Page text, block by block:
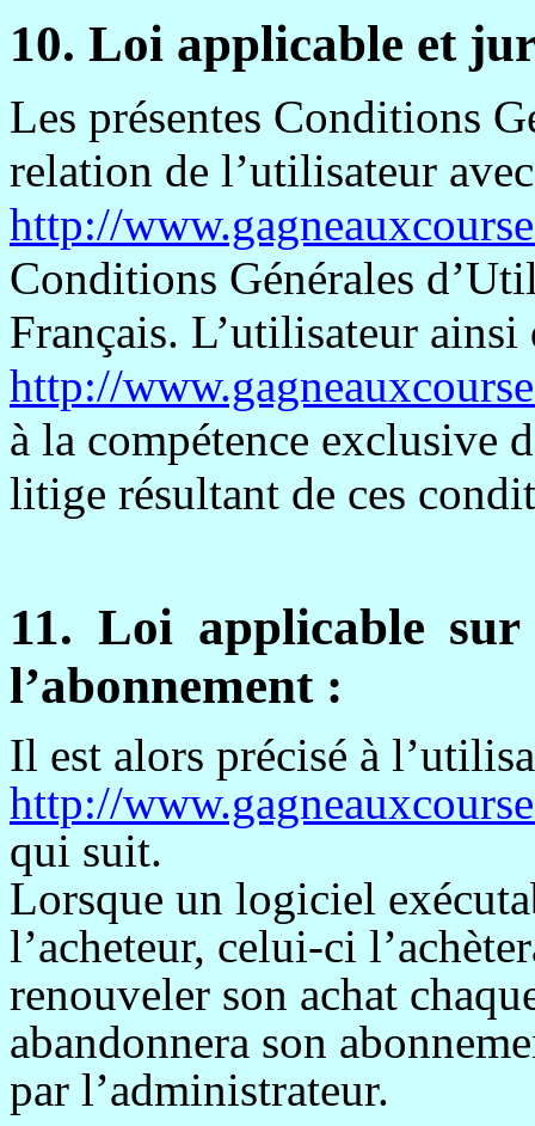
10. Loi applicable et
Les présentes Conditions
relation de l’utilisateur
http://
Conditions Générales
Français. L’utilisateur ainsi
http://
à la compétence exclusive
litige résultant de ces
11. Loi applicable
l’abonnement :
Il est alors précisé à
http://
qui suit.
Lorsque un logiciel
l’acheteur, celui-ci
renouveler son achat
abandonnera son
par l’administrateur.